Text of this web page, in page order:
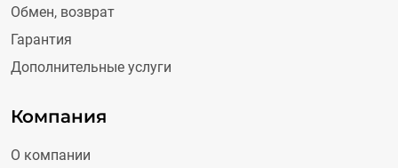
Обмен, возврат
Гарантия
Дополнительные услуги
Компания
О компании